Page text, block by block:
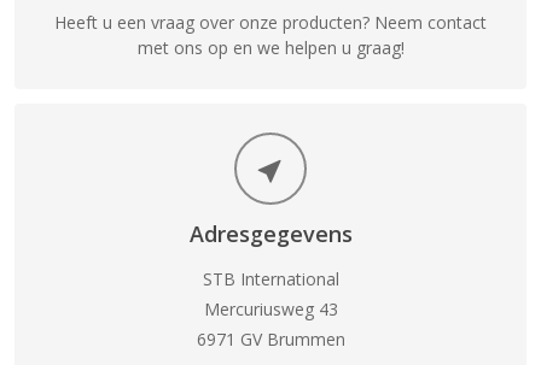
Heeft u een vraag over onze producten? Neem contact
met ons op en we helpen u graag!
Adresgegevens
STB International
Mercuriusweg 43
6971 GV Brummen